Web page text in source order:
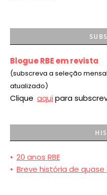
Blogue RBE em revista
(subscreva a seleção
atualizado)
Clique aqui para
• 20 anos RBE
• Breve história de quase